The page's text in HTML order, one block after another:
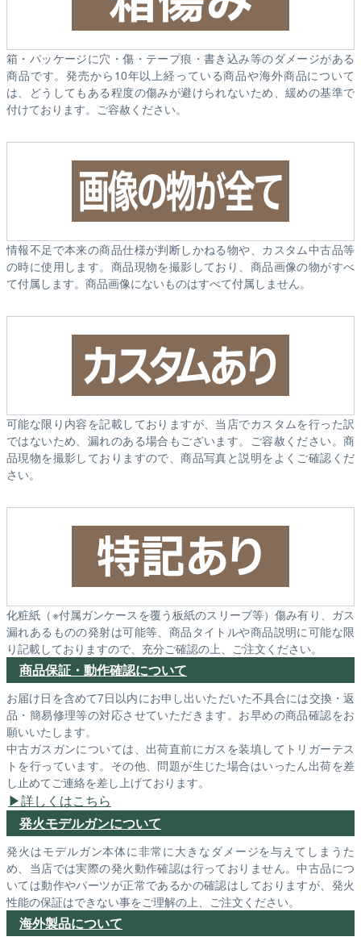
箱・パッケージに穴・傷・テープ痕・書き込み等のダメージがある
商品です。発売から10年以上経っている商品や海外商品について
は、どうしてもある程度の傷みが避けられないため、緩めの基準で
付けております。ご容赦ください。
情報不足で本来の商品仕様が判断しかねる物や、カスタム中古品等
の時に使用します。商品現物を撮影しており、商品画像の物がすべ
て付属します。商品画像にないものはすべて付属しません。
可能な限り内容を記載しておりますが、当店でカスタムを行った訳
ではないため、漏れのある場合もございます。ご容赦ください。商
品現物を撮影しておりますので、商品写真と説明をよくご確認くだ
さい。
化粧紙（※付属ガンケースを覆う板紙のスリーブ等）傷み有り、ガス
漏れあるものの発射は可能等、商品タイトルや商品説明に可能な限
り記載しておりますので、充分ご確認の上、ご注文ください。
商品保証・動作確認について
お届け日を含めて7日以内にお申し出いただいた不具合には交換・返
品・簡易修理等の対応させていただきます。お早めの商品確認をお
願いいたします。
中古ガスガンについては、出荷直前にガスを装填してトリガーテス
トを行っています。その他、問題が生じた場合はいったん出荷を差
し止めてご連絡を差し上げております。
詳しくはこちら
発火モデルガンについて
発火はモデルガン本体に非常に大きなダメージを与えてしまうた
め、当店では実際の発火動作確認は行っておりません。中古品につ
いては動作やパーツが正常であるかの確認はしておりますが、発火
性能の保証はできない事をご理解の上、ご注文ください。
海外製品について